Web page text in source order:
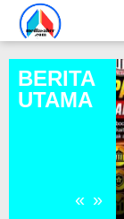
Lewati
konten
BERITA
UTAMA
« »